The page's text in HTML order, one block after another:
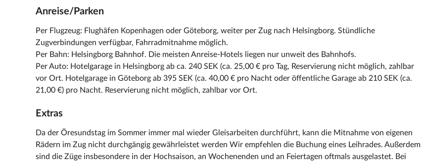
Anreise/Parken
Per Flugzeug: Flughäfen Kopenhagen oder Göteborg, weiter per Zug nach Helsingborg. Stündliche
Zugverbindungen verfügbar, Fahrradmitnahme möglich.
Per Bahn: Helsingborg Bahnhof. Die meisten Anreise-Hotels liegen nur unweit des Bahnhofs.
Per Auto: Hotelgarage in Helsingborg ab ca. 240 SEK (ca. 25,00 € pro Tag, Reservierung nicht möglich, zahlbar
vor Ort. Hotelgarage in Göteborg ab 395 SEK (ca. 40,00 € pro Nacht oder öffentliche Garage ab 210 SEK (ca.
21,00 €) pro Nacht. Reservierung nicht möglich, zahlbar vor Ort.
Extras
Da der Öresundstag im Sommer immer mal wieder Gleisarbeiten durchführt, kann die Mitnahme von eigenen
Rädern im Zug nicht durchgängig gewährleistet werden Wir empfehlen die Buchung eines Leihrades. Außerdem
sind die Züge insbesondere in der Hochsaison, an Wochenenden und an Feiertagen oftmals ausgelastet. Bei